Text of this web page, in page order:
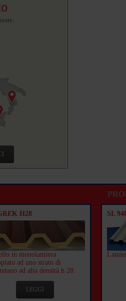
H28
in monolamiera
ad uno strato di
ad alta densità h 28.
LEGGI
SL